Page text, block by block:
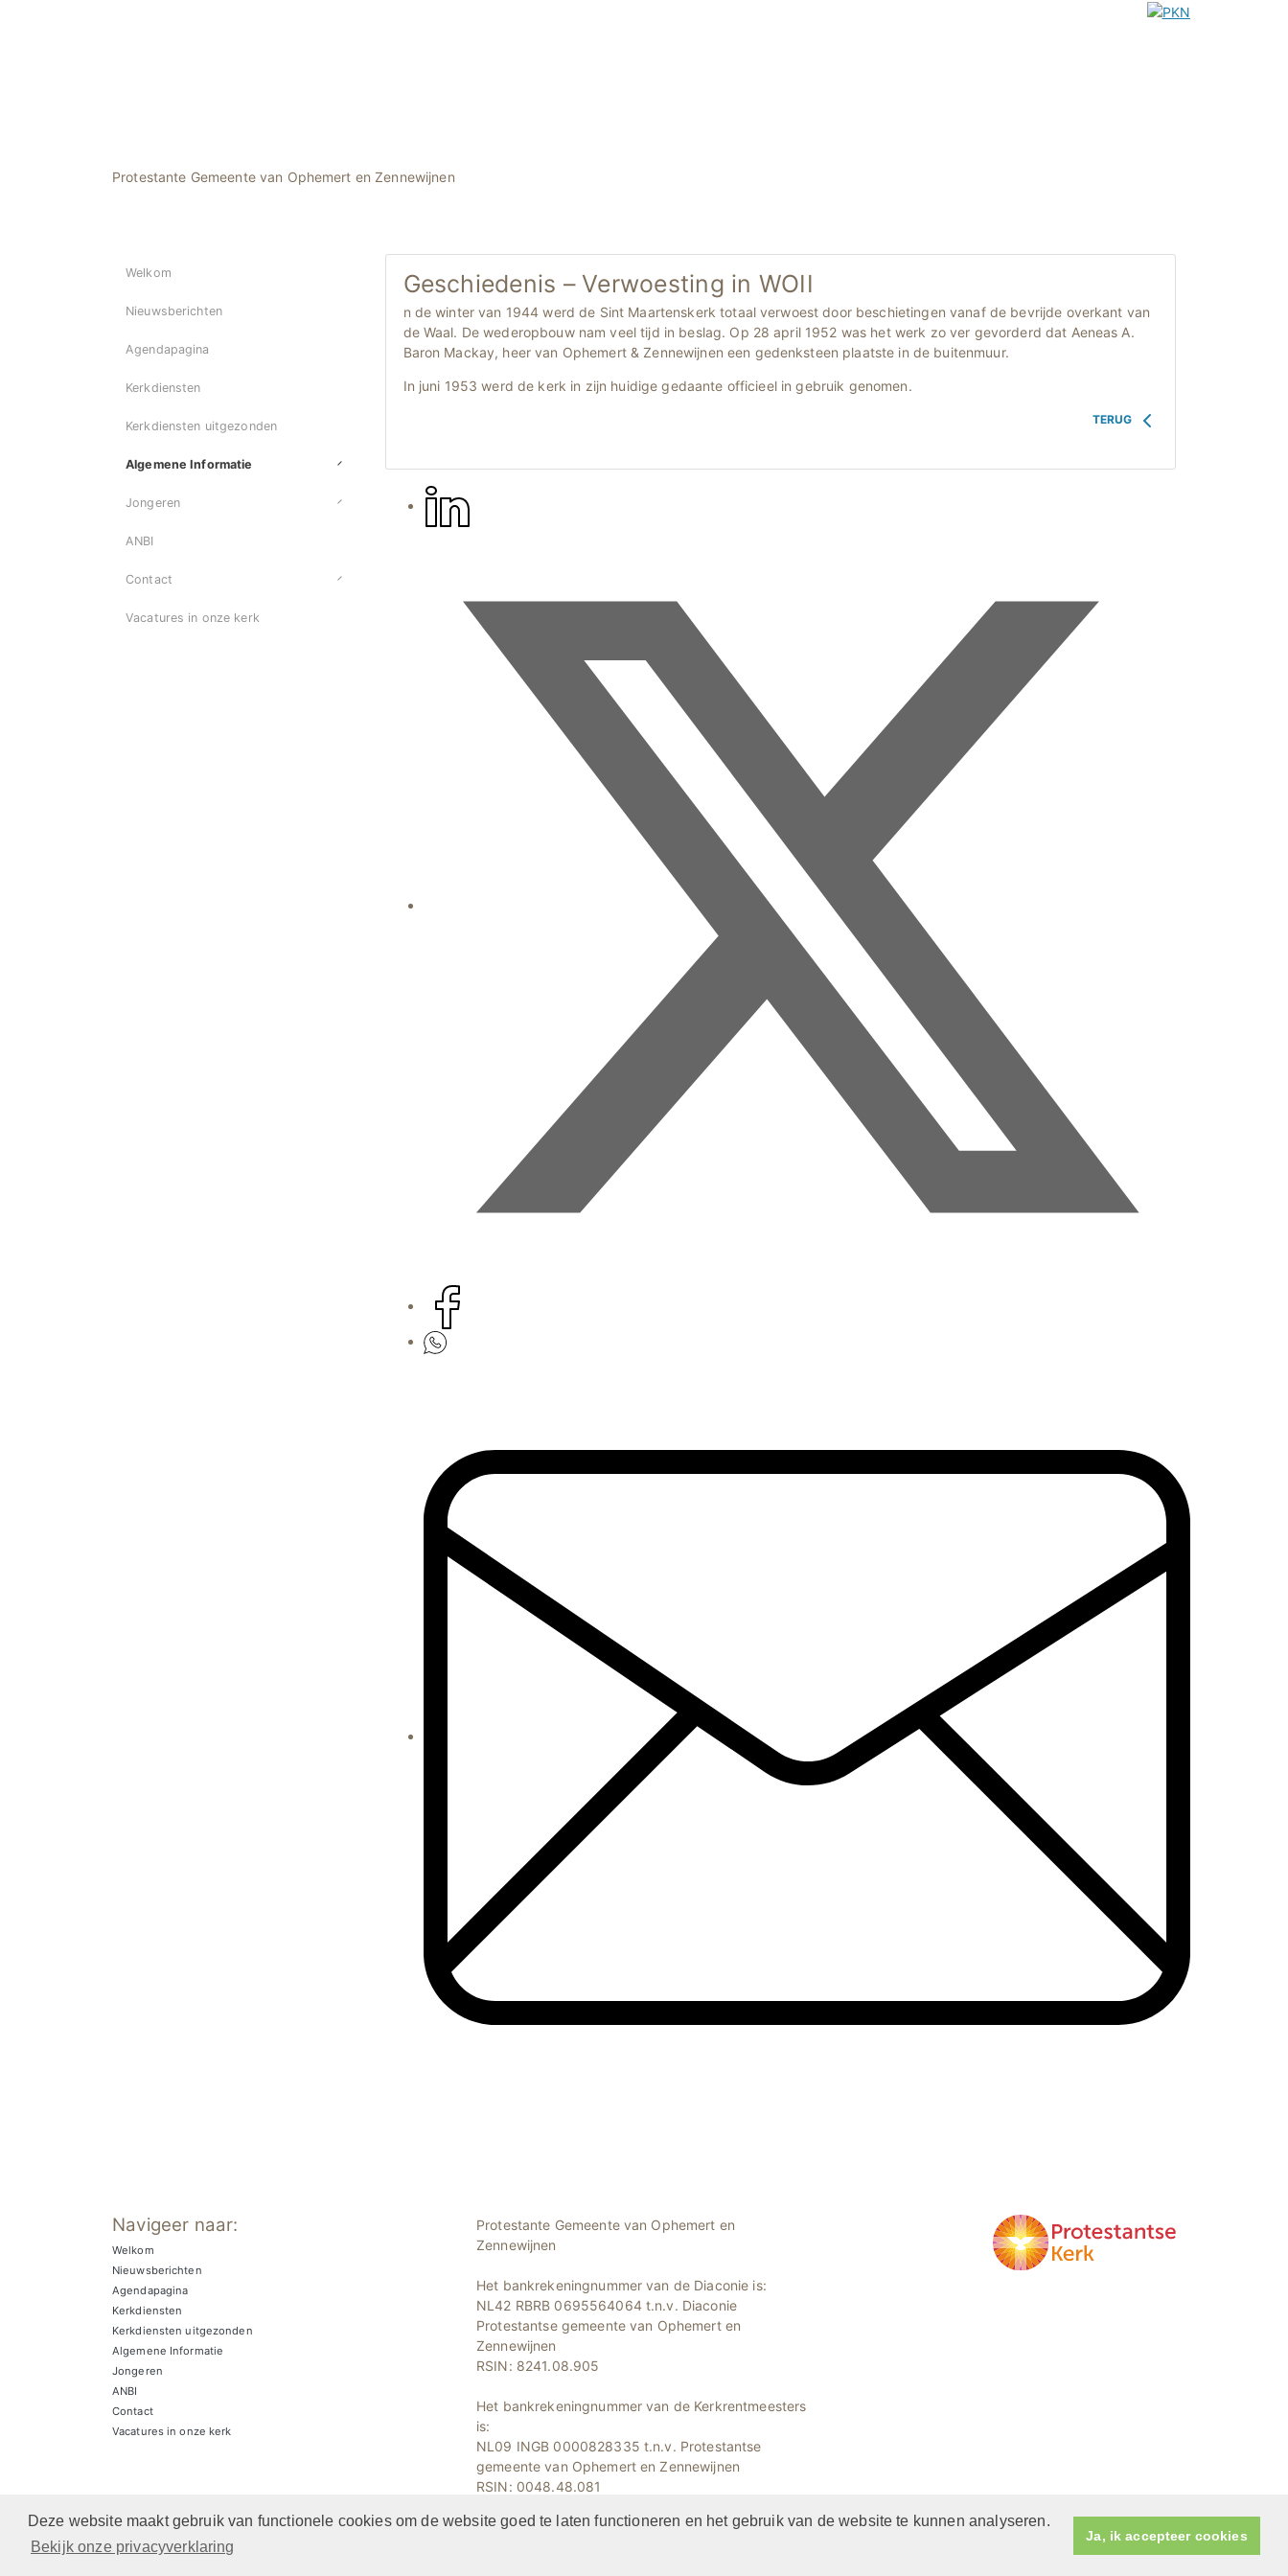
Deze website maakt gebruik van functionele cookies om de website goed te laten functioneren en het gebruik van de website te kunnen analyseren.
Bekijk onze privacyverklaring
Ja, ik accepteer cookies
Protestante Gemeente van Ophemert en Zennewijnen
Welkom
Nieuwsberichten
Agendapagina
Kerkdiensten
Kerkdiensten uitgezonden
Algemene Informatie
Jongeren
ANBI
Contact
Vacatures in onze kerk
Geschiedenis – Verwoesting in WOII
n de winter van 1944 werd de Sint Maartenskerk totaal verwoest door beschietingen vanaf de bevrijde overkant van
de Waal. De wederopbouw nam veel tijd in beslag. Op 28 april 1952 was het werk zo ver gevorderd dat Aeneas A.
Baron Mackay, heer van Ophemert & Zennewijnen een gedenksteen plaatste in de buitenmuur.
In juni 1953 werd de kerk in zijn huidige gedaante officieel in gebruik genomen.
TERUG
Navigeer naar:
Welkom
Nieuwsberichten
Agendapagina
Kerkdiensten
Kerkdiensten uitgezonden
Algemene Informatie
Jongeren
ANBI
Contact
Vacatures in onze kerk
Protestante Gemeente van Ophemert en
Zennewijnen
Het bankrekeningnummer van de Diaconie is:
NL42 RBRB 0695564064 t.n.v. Diaconie
Protestantse gemeente van Ophemert en
Zennewijnen
RSIN: 8241.08.905
Het bankrekeningnummer van de Kerkrentmeesters
is:
NL09 INGB 0000828335 t.n.v. Protestantse
gemeente van Ophemert en Zennewijnen
RSIN: 0048.48.081